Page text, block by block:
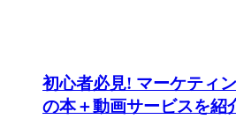
初心者必見! マーケティ
の本＋動画サービスを紹